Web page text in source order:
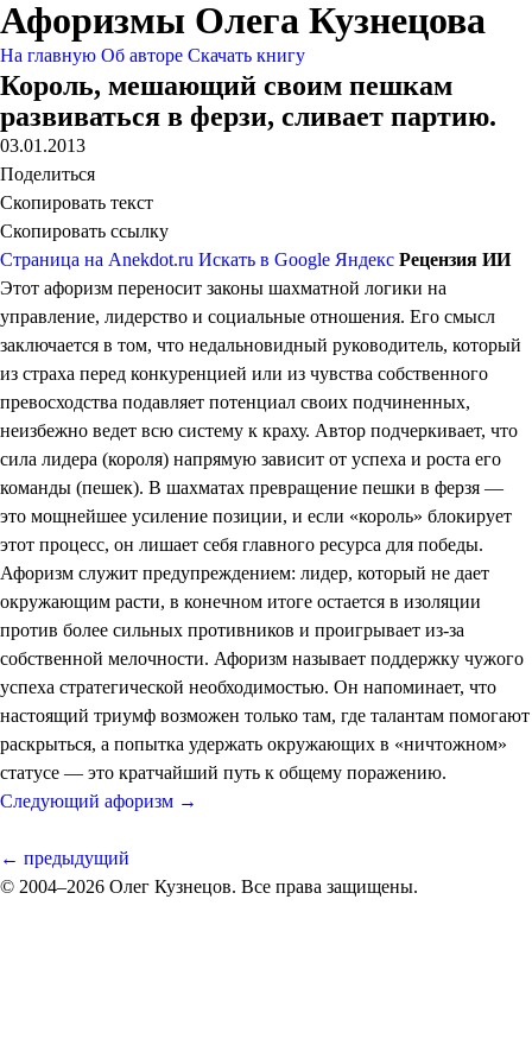
Афоризмы Олега Кузнецова
На главную Об авторе Скачать книгу
Король, мешающий своим пешкам
развиваться в ферзи, сливает партию.
03.01.2013
Поделиться
Скопировать текст
Скопировать ссылку
Страница на Anekdot.ru Искать в Google Яндекс Рецензия ИИ
Этот афоризм переносит законы шахматной логики на
управление, лидерство и социальные отношения. Его смысл
заключается в том, что недальновидный руководитель, который
из страха перед конкуренцией или из чувства собственного
превосходства подавляет потенциал своих подчиненных,
неизбежно ведет всю систему к краху. Автор подчеркивает, что
сила лидера (короля) напрямую зависит от успеха и роста его
команды (пешек). В шахматах превращение пешки в ферзя —
это мощнейшее усиление позиции, и если «король» блокирует
этот процесс, он лишает себя главного ресурса для победы.
Афоризм служит предупреждением: лидер, который не дает
окружающим расти, в конечном итоге остается в изоляции
против более сильных противников и проигрывает из-за
собственной мелочности. Афоризм называет поддержку чужого
успеха стратегической необходимостью. Он напоминает, что
настоящий триумф возможен только там, где талантам помогают
раскрыться, а попытка удержать окружающих в «ничтожном»
статусе — это кратчайший путь к общему поражению.
Следующий афоризм →
← предыдущий
© 2004–2026 Олег Кузнецов. Все права защищены.